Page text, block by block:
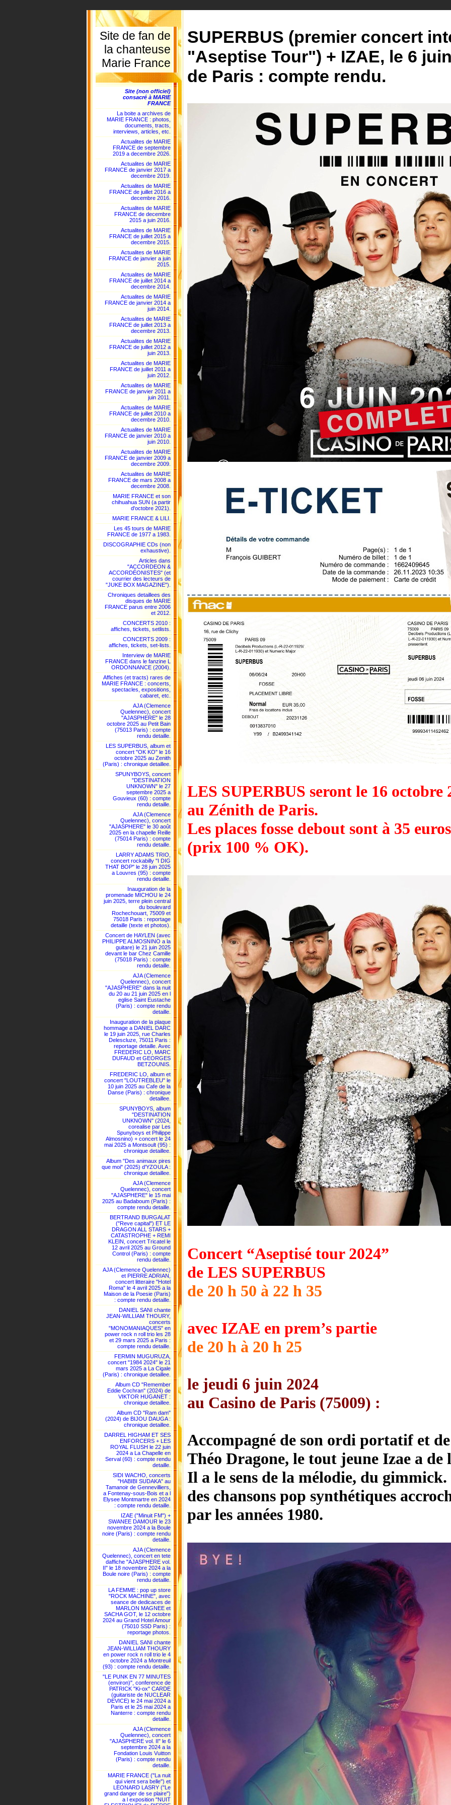
Site de fan de
la chanteuse
Marie France
Site (non officiel)
consacré à MARIE
FRANCE
La boite a archives de
MARIE FRANCE : photos,
documents, tracts,
interviews, articles, etc.
Actualites de MARIE
FRANCE de septembre
2019 a decembre 2026.
Actualites de MARIE
FRANCE de janvier 2017 a
decembre 2019.
Actualites de MARIE
FRANCE de juillet 2016 a
decembre 2016.
Actualites de MARIE
FRANCE de decembre
2015 a juin 2016.
Actualites de MARIE
FRANCE de juillet 2015 a
decembre 2015.
Actualites de MARIE
FRANCE de janvier a juin
2015.
Actualites de MARIE
FRANCE de juillet 2014 a
decembre 2014.
Actualites de MARIE
FRANCE de janvier 2014 a
juin 2014.
Actualites de MARIE
FRANCE de juillet 2013 a
decembre 2013.
Actualites de MARIE
FRANCE de juillet 2012 a
juin 2013.
Actualites de MARIE
FRANCE de juillet 2011 a
juin 2012.
Actualites de MARIE
FRANCE de janvier 2011 a
juin 2011.
Actualites de MARIE
FRANCE de juillet 2010 a
decembre 2010.
Actualites de MARIE
FRANCE de janvier 2010 a
juin 2010.
Actualites de MARIE
FRANCE de janvier 2009 a
decembre 2009.
Actualites de MARIE
FRANCE de mars 2008 a
decembre 2008.
MARIE FRANCE et son
chihuahua SUN (a partir
d'octobre 2021).
MARIE FRANCE & LILI.
Les 45 tours de MARIE
FRANCE de 1977 a 1983.
DISCOGRAPHIE CDs (non
exhaustive).
Articles dans
"ACCORDEON &
ACCORDÉONISTES" (et
courrier des lecteurs de
"JUKE BOX MAGAZINE").
Chroniques detaillees des
disques de MARIE
FRANCE parus entre 2006
et 2012.
CONCERTS 2010 :
affiches, tickets, setlists.
CONCERTS 2009 :
affiches, tickets, set-lists.
Interview de MARIE
FRANCE dans le fanzine L
ORDONNANCE (2004).
Affiches (et tracts) rares de
MARIE FRANCE : concerts,
spectacles, expositions,
cabaret, etc.
AJA (Clemence
Quelennec), concert
"AJASPHERE" le 28
octobre 2025 au Petit Bain
(75013 Paris) : compte
rendu detaille.
LES SUPERBUS, album et
concert "OK KO" le 16
octobre 2025 au Zenith
(Paris) : chronique detaillee.
SPUNYBOYS, concert
"DESTINATION
UNKNOWN" le 27
septembre 2025 a
Gouvieux (60) : compte
rendu detaille.
AJA (Clemence
Quelennec), concert
"AJASPHERE" le 30 août
2025 en la chapelle Reille
(75014 Paris) : compte
rendu detaille.
LARRY ADAMS TRIO,
concert rockabilly "I DIG
THAT BOP" le 28 juin 2025
a Louvres (95) : compte
rendu detaille.
Inauguration de la
promenade MICHOU le 24
juin 2025, terre plein central
du boulevard
Rochechouart, 75009 et
75018 Paris : reportage
detaille (texte et photos).
Concert de HAYLEN (avec
PHILIPPE ALMOSNINO a la
guitare) le 21 juin 2025
devant le bar Chez Camille
(75018 Paris) : compte
rendu detaille.
AJA (Clemence
Quelennec), concert
"AJASPHERE" dans la nuit
du 20 au 21 juin 2025 en l
eglise Saint Eustache
(Paris) : compte rendu
detaille.
Inauguration de la plaque
hommage a DANIEL DARC
le 19 juin 2025, rue Charles
Delescluze, 75011 Paris :
reportage detaille. Avec
FREDERIC LO, MARC
DUFAUD et GEORGES
BETZOUNIS.
FREDERIC LO, album et
concert "LOUTREBLEU" le
10 juin 2025 au Cafe de la
Danse (Paris) : chronique
detaillee.
SPUNYBOYS, album
"DESTINATION
UNKNOWN" (2024,
corealise par Les
Spunyboys et Philippe
Almosnino) + concert le 24
mai 2025 a Montsoult (95) :
chronique detaillee.
Album "Des animaux pires
que moi" (2025) d'YZOULA :
chronique detaillee.
AJA (Clemence
Quelennec), concert
"AJASPHERE" le 15 mai
2025 au Badaboum (Paris) :
compte rendu detaille.
BERTRAND BURGALAT
("Reve capital") ET LE
DRAGON ALL STARS +
CATASTROPHE + REMI
KLEIN, concert Tricatel le
12 avril 2025 au Ground
Control (Paris) : compte
rendu detaille.
AJA (Clemence Quelennec)
et PIERRE ADRIAN,
concert litteraire "Hotel
Roma" le 4 avril 2025 a la
Maison de la Poesie (Paris)
: compte rendu detaille.
DANIEL SANI chante
JEAN-WILLIAM THOURY,
concerts
"MONOMANIAQUES" en
power rock n roll trio les 28
et 29 mars 2025 a Paris :
compte rendu detaille.
FERMIN MUGURUZA,
concert "1984 2024" le 21
mars 2025 a La Cigale
(Paris) : chronique detaillee.
Album CD "Remember
Eddie Cochran" (2024) de
VIKTOR HUGANET :
chronique detaillee.
Album CD "Ram dam"
(2024) de BIJOU DAUGA :
chronique detaillee.
DARREL HIGHAM ET SES
ENFORCERS + LES
ROYAL FLUSH le 22 juin
2024 a La Chapelle en
Serval (60) : compte rendu
detaille.
SIDI WACHO, concerts
"HABIBI SUDAKA" au
Tamanoir de Gennevilliers,
a Fontenay-sous-Bois et a l
Elysee Montmartre en 2024
: compte rendu detaille.
IZAE ("Minuit FM") +
SWANEE DAMOUR le 23
novembre 2024 a la Boule
noire (Paris) : compte rendu
detaille.
AJA (Clemence
Quelennec), concert en tete
daffiche "AJASPHERE vol.
II" le 18 novembre 2024 a la
Boule noire (Paris) : compte
rendu detaille.
LA FEMME : pop up store
"ROCK MACHINE", avec
seance de dedicaces de
MARLON MAGNEE et
SACHA GOT, le 12 octobre
2024 au Grand Hotel Amour
(75010 SSD Paris) :
reportage photos.
DANIEL SANI chante
JEAN-WILLIAM THOURY
en power rock n roll trio le 4
octobre 2024 a Montreuil
(93) : compte rendu detaille.
"LE PUNK EN 77 MINUTES
(environ)", conference de
PATRICK "Ki-ox" CARDE
(guitariste de NUCLEAR
DEVICE) le 24 mai 2024 a
Paris et le 25 mai 2024 a
Nanterre : compte rendu
detaille.
AJA (Clemence
Quelennec), concert
"AJASPHERE vol. II" le 6
septembre 2024 a la
Fondation Louis Vuitton
(Paris) : compte rendu
detaille.
MARIE FRANCE ("La nuit
qui vient sera belle") et
LEONARD LASRY ("Le
grand danger de se plaire")
a l exposition "NUIT
SUPERBUS (premier concert
"Aseptise Tour") + IZAE, le 6
de Paris : compte rendu.
LES SUPERBUS seront le 16 octobre
au Zénith de Paris.
Les places fosse debout sont à 35 euros
(prix 100 % OK).
Concert “Aseptisé tour 2024”
de LES SUPERBUS
de 20 h 50 à 22 h 35
avec IZAE en prem’s partie
de 20 h à 20 h 25
le jeudi 6 juin 2024
au Casino de Paris (75009) :
Accompagné de son ordi portatif et
Théo Dragone, le tout jeune Izae a de
Il a le sens de la mélodie, du
des chansons pop synthétiques
par les années 1980.